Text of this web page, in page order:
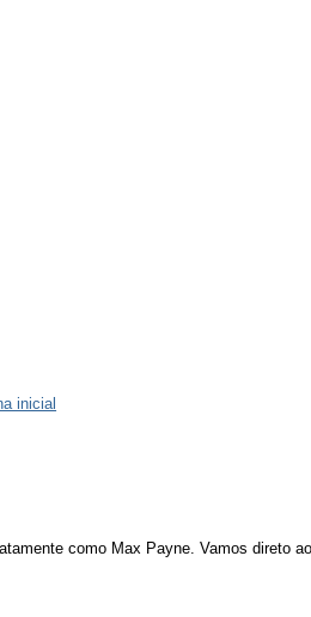
inicial
como Max Payne. Vamos direto